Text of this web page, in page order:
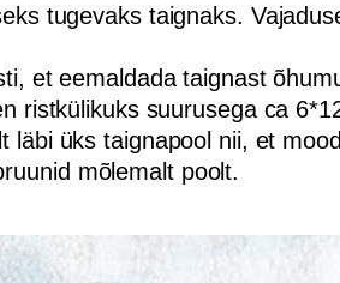
tugevaks taignaks.
et eemaldada taignast
ristkülikuks suurusega ca
läbi üks taignapool nii, et
mõlemalt poolt.